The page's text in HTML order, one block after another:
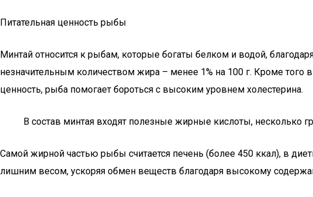
Питательная ценность рыбы
Минтай относится к рыбам, которые богаты белком и водой,
незначительным количеством жира – менее 1% на 100 г. Кроме того
ценность, рыба помогает бороться с высоким уровнем холестерина.
В состав минтая входят полезные жирные кислоты, несколько
Самой жирной частью рыбы считается печень (более 450 ккал), в
лишним весом, ускоряя обмен веществ благодаря высокому